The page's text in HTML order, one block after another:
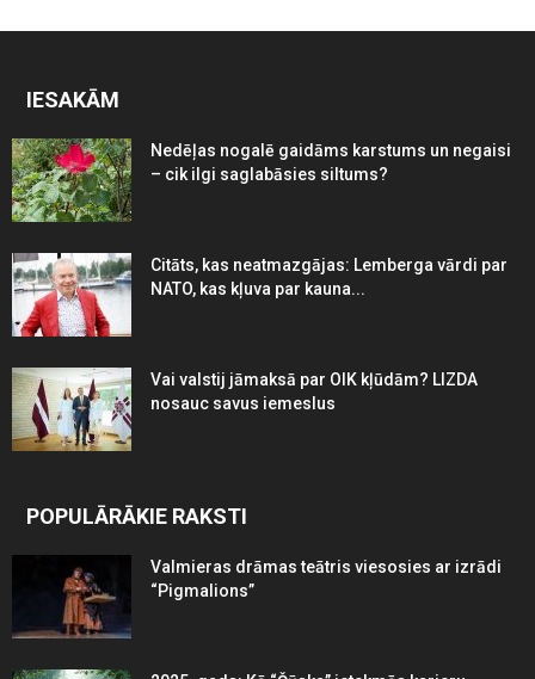
IESAKĀM
Nedēļas nogalē gaidāms karstums un negaisi
– cik ilgi saglabāsies siltums?
Citāts, kas neatmazgājas: Lemberga vārdi par
NATO, kas kļuva par kauna...
Vai valstij jāmaksā par OIK kļūdām? LIZDA
nosauc savus iemeslus
POPULĀRĀKIE RAKSTI
Valmieras drāmas teātris viesosies ar izrādi
“Pigmalions”